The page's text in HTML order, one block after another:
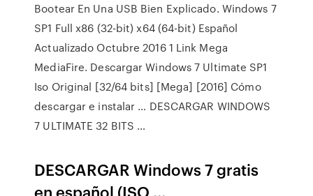
Bootear En Una USB Bien Explicado. Windows 7
SP1 Full x86 (32-bit) x64 (64-bit) Español
Actualizado Octubre 2016 1 Link Mega
MediaFire. Descargar Windows 7 Ultimate SP1
Iso Original [32/64 bits] [Mega] [2016] Cómo
descargar e instalar … DESCARGAR WINDOWS
7 ULTIMATE 32 BITS …
DESCARGAR Windows 7 gratis
en español (ISO …